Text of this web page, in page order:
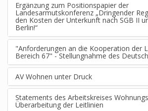
Ergänzung zum Positionspapier der
Landesarmutskonferenz „Dringender
den Kosten der Unterkunft nach SGB II
Berlin!“
"Anforderungen an die Kooperation der
Bereich 67" - Stellungnahme des
AV Wohnen unter Druck
Statements des Arbeitskreises
Überarbeitung der Leitlinien